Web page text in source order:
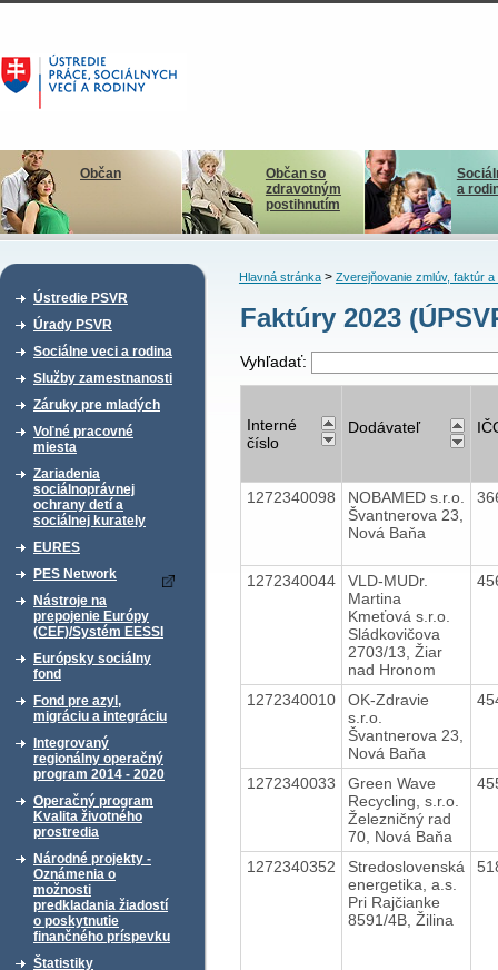
Občan
Občan so
zdravotným
postihnutím
a
Ústredie PSVR
Úrady PSVR
Sociálne veci a rodina
Služby zamestnanosti
Záruky pre mladých
Voľné pracovné
miesta
Zariadenia
sociálnoprávnej
ochrany detí a
sociálnej kurately
EURES
PES Network
Nástroje na
prepojenie Európy
(CEF)/Systém EESSI
Európsky sociálny
fond
Fond pre azyl,
migráciu a integráciu
Integrovaný
regionálny operačný
program 2014 - 2020
Operačný program
Kvalita životného
prostredia
Národné projekty -
Oznámenia o
možnosti
predkladania žiadostí
o poskytnutie
finančného príspevku
Štatistiky
Hlavná stránka> Zverejňovanie zmlúv, faktúr a
Faktúry 2023
Vyhľadať:
Interné
číslo
Dodávateľ
1272340098
NOBAMED s.r.o.
Švantnerova 23,
Nová Baňa
1272340044
VLD-MUDr.
Martina
Kmeťová s.r.o.
Sládkovičova
2703/13, Žiar
nad Hronom
1272340010
OK-Zdravie
s.r.o.
Švantnerova 23,
Nová Baňa
1272340033
Green Wave
Recycling, s.r.o.
Železničný rad
70, Nová Baňa
1272340352
Stredoslovenská
energetika, a.s.
Pri Rajčianke
8591/4B, Žilina